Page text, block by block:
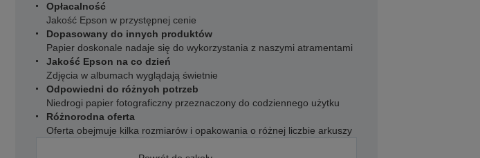
Opłacalność
Jakość Epson w przystępnej cenie
Dopasowany do innych produktów
Papier doskonale nadaje się do wykorzystania z naszymi atramentami
Jakość Epson na co dzień
Zdjęcia w albumach wyglądają świetnie
Odpowiedni do różnych potrzeb
Niedrogi papier fotograficzny przeznaczony do codziennego użytku
Różnorodna oferta
Oferta obejmuje kilka rozmiarów i opakowania o różnej liczbie arkuszy